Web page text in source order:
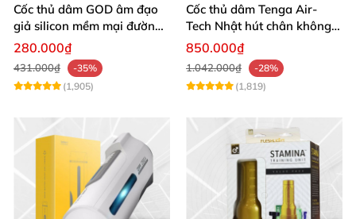
Cốc thủ dâm GOD âm đạo
giả silicon mềm mại đường
gân kích thích mạnh
280.000₫
431.000₫
-35%
(1,905)
Cốc thủ dâm Tenga Air-
Tech Nhật hút chân không
silicone an toàn
850.000₫
1.042.000₫
-28%
(1,819)